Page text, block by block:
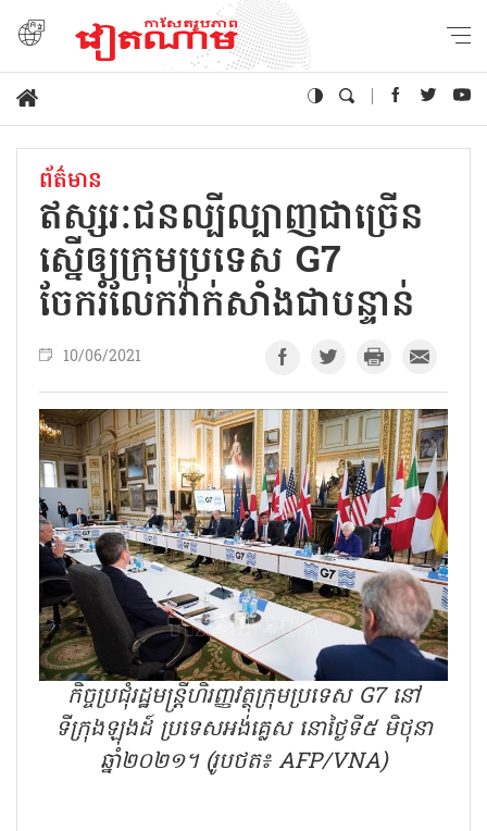
ព័ត៌មាន
ឥស្សរៈជនល្បីល្បាញជាច្រើន
ស្នើឲ្យក្រុមប្រទេស G7
ចែករំលែកវ៉ាក់សាំងជាបន្ទាន់
10/06/2021
កិច្ចប្រជុំរដ្ឋមន្ត្រីហិរញ្ញវត្ថុក្រុមប្រទេស G7 នៅ
ទីក្រុងឡុងដ៍ ប្រទេសអង់គ្លេស នោថ្ងៃទី៥ មិថុនា
ឆ្នាំ២០២១។ (រូបថត៖ AFP/VNA)